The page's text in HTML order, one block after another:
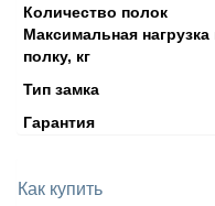
Количество полок
Максимальная нагрузка
полку, кг
Тип замка
Гарантия
Как купить